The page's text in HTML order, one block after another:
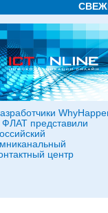
ФЛАТ представили
центр